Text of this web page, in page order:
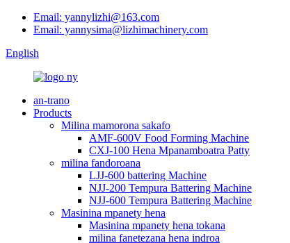
Email: yannylizhi@163.com
Email: yannysima@lizhimachinery.com
English
an-trano
Products
Milina mamorona sakafo
AMF-600V Food Forming Machine
CXJ-100 Hena Mpanamboatra Patty
milina fandoroana
LJJ-600 battering Machine
NJJ-200 Tempura Battering Machine
NJJ-600 Tempura Battering Machine
Masinina mpanety hena
Masinina mpanety hena tokana
milina fanetezana hena indroa